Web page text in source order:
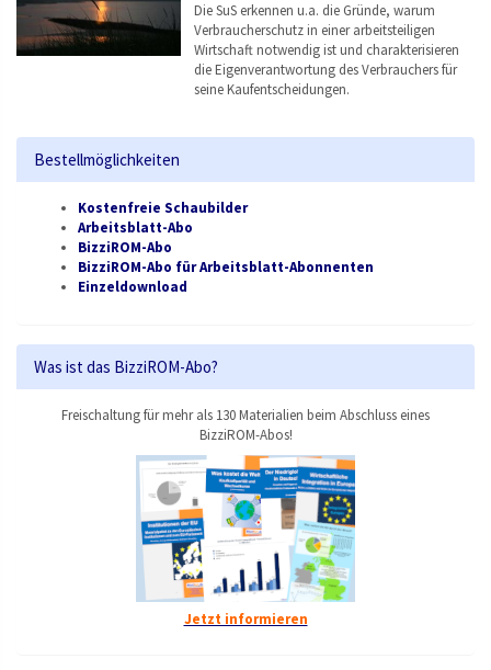
Die SuS erkennen u.a. die Gründe, warum
Verbraucherschutz in einer arbeitsteiligen
Wirtschaft notwendig ist und charakterisieren
die Eigenverantwortung des Verbrauchers für
seine Kaufentscheidungen.
Bestellmöglichkeiten
Kostenfreie Schaubilder
Arbeitsblatt-Abo
BizziROM-Abo
BizziROM-Abo für Arbeitsblatt-Abonnenten
Einzeldownload
Was ist das BizziROM-Abo?
Freischaltung für mehr als 130 Materialien beim Abschluss eines
BizziROM-Abos!
Jetzt informieren